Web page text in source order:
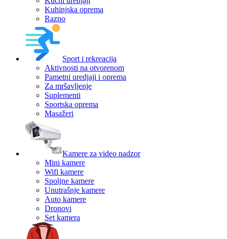
Kuhinjska oprema
Razno
Sport i rekreacija
Aktivnosti na otvorenom
Pametni uredjaji i oprema
Za mršavljenje
Suplementi
Sportska oprema
Masažeri
Kamere za video nadzor
Mini kamere
Wifi kamere
Spoljne kamere
Unutrašnje kamere
Auto kamere
Dronovi
Set kamera